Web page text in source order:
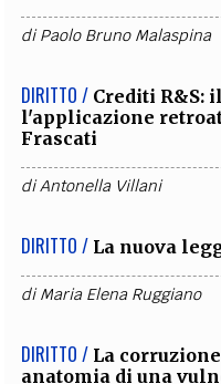
diPaolo Bruno Malaspina
DIRITTO / Crediti R&S:
l'applicazione
Frascati
diAntonella Villani
DIRITTO / La nuova
diMaria Elena Ruggiano
DIRITTO / La
anatomia di una